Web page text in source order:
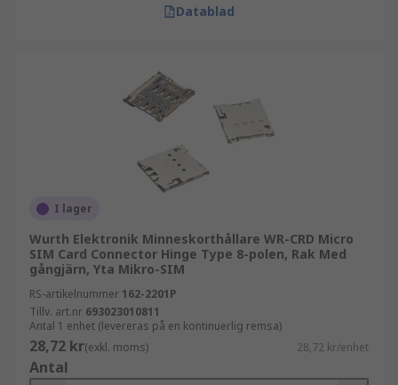
Datablad
I lager
Wurth Elektronik Minneskorthållare WR-CRD Micro
SIM Card Connector Hinge Type 8-polen, Rak Med
gångjärn, Yta Mikro-SIM
RS-artikelnummer 162-2201P
Tillv. art.nr 693023010811
Antal 1 enhet (levereras på en kontinuerlig remsa)
28,72 kr(exkl. moms) 28,72 kr/enhet
Antal